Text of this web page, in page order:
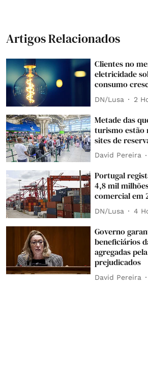
Artigos Relacionados
Clientes no
eletricidade
consumo
DN/Lusa 2
Metade das
turismo estão
sites de
David Pereira
Portugal
4,8 mil
comercial em
DN/Lusa 4
Governo
beneficiários
agregadas
prejudicados
David Pereira